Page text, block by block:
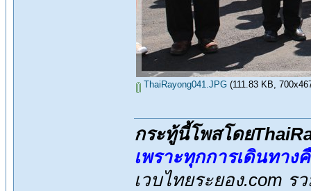
ThaiRayong041.JPG (111.83 KB,
กระทู้นี้โพสโดย
เพราะทุกการเดินทาง
เวบไทยระยอง.com